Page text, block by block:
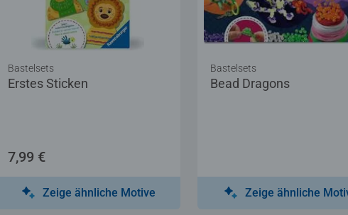
Erstes Sticken
Bastelsets
7,99 €
Zeige ähnliche Motive
Bead Dragons
Bastelsets
Zeige ähnliche